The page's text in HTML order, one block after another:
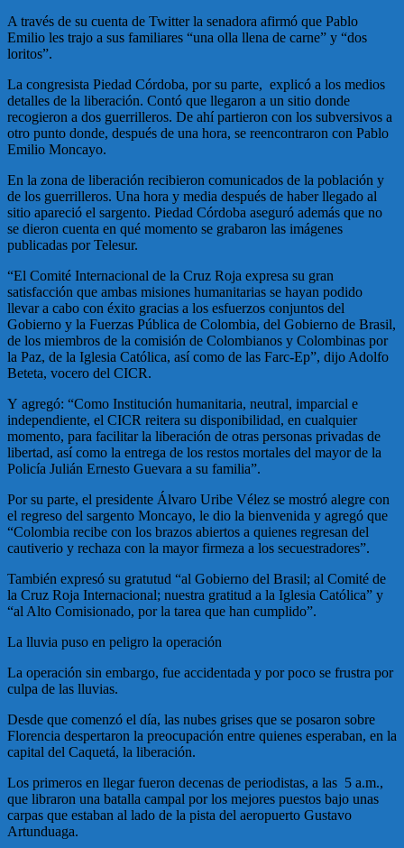
A través de su cuenta de Twitter la senadora afirmó que Pablo
Emilio les trajo a sus familiares “una olla llena de carne” y “dos
loritos”.
La congresista Piedad Córdoba, por su parte, explicó a los medios
detalles de la liberación. Contó que llegaron a un sitio donde
recogieron a dos guerrilleros. De ahí partieron con los subversivos a
otro punto donde, después de una hora, se reencontraron con Pablo
Emilio Moncayo.
En la zona de liberación recibieron comunicados de la población y
de los guerrilleros. Una hora y media después de haber llegado al
sitio apareció el sargento. Piedad Córdoba aseguró además que no
se dieron cuenta en qué momento se grabaron las imágenes
publicadas por Telesur.
“El Comité Internacional de la Cruz Roja expresa su gran
satisfacción que ambas misiones humanitarias se hayan podido
llevar a cabo con éxito gracias a los esfuerzos conjuntos del
Gobierno y la Fuerzas Pública de Colombia, del Gobierno de Brasil,
de los miembros de la comisión de Colombianos y Colombinas por
la Paz, de la Iglesia Católica, así como de las Farc-Ep”, dijo Adolfo
Beteta, vocero del CICR.
Y agregó: “Como Institución humanitaria, neutral, imparcial e
independiente, el CICR reitera su disponibilidad, en cualquier
momento, para facilitar la liberación de otras personas privadas de
libertad, así como la entrega de los restos mortales del mayor de la
Policía Julián Ernesto Guevara a su familia”.
Por su parte, el presidente Álvaro Uribe Vélez se mostró alegre con
el regreso del sargento Moncayo, le dio la bienvenida y agregó que
“Colombia recibe con los brazos abiertos a quienes regresan del
cautiverio y rechaza con la mayor firmeza a los secuestradores”.
También expresó su gratutud “al Gobierno del Brasil; al Comité de
la Cruz Roja Internacional; nuestra gratitud a la Iglesia Católica” y
“al Alto Comisionado, por la tarea que han cumplido”.
La lluvia puso en peligro la operación
La operación sin embargo, fue accidentada y por poco se frustra por
culpa de las lluvias.
Desde que comenzó el día, las nubes grises que se posaron sobre
Florencia despertaron la preocupación entre quienes esperaban, en la
capital del Caquetá, la liberación.
Los primeros en llegar fueron decenas de periodistas, a las 5 a.m.,
que libraron una batalla campal por los mejores puestos bajo unas
carpas que estaban al lado de la pista del aeropuerto Gustavo
Artunduaga.